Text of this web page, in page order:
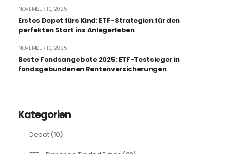
Erstes Depot fürs Kind: ETF-Strategien für den
perfekten Start ins Anlegerleben
NOVEMBER 10, 2025
Beste Fondsangebote 2025: ETF-Testsieger in
fondsgebundenen Rentenversicherungen
NOVEMBER 10, 2025
Kategorien
Depot(10)